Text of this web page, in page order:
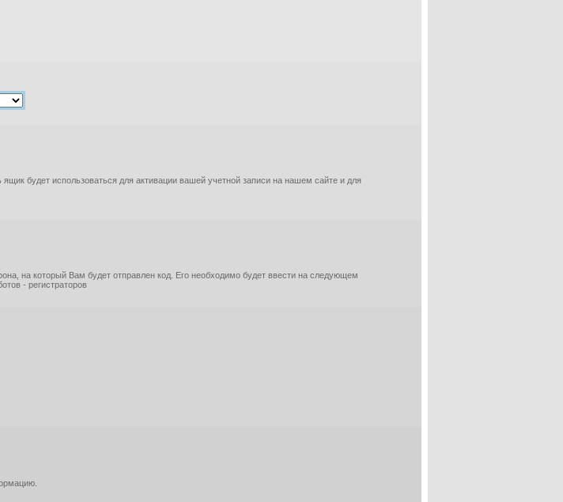
будет использоваться для активации вашей учетной записи на нашем сайте и для
на который Вам будет отправлен код. Его необходимо будет ввести на следующем
- регистраторов